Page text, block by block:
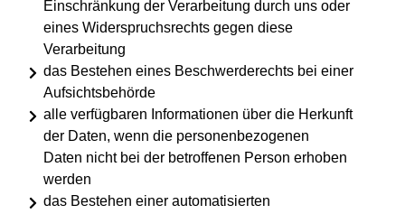
Einschränkung der Verarbeitung durch uns oder
eines Widerspruchsrechts gegen diese
Verarbeitung
das Bestehen eines Beschwerderechts bei einer
Aufsichtsbehörde
alle verfügbaren Informationen über die Herkunft
der Daten, wenn die personenbezogenen
Daten nicht bei der betroffenen Person erhoben
werden
das Bestehen einer automatisierten